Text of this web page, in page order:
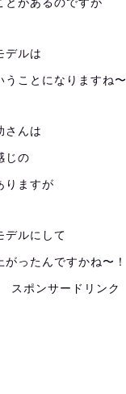
とがあるのですが
デルは
うことになりますね〜
さんは
じの
りますが
デルにして
ったんですかね〜！
スポンサードリンク